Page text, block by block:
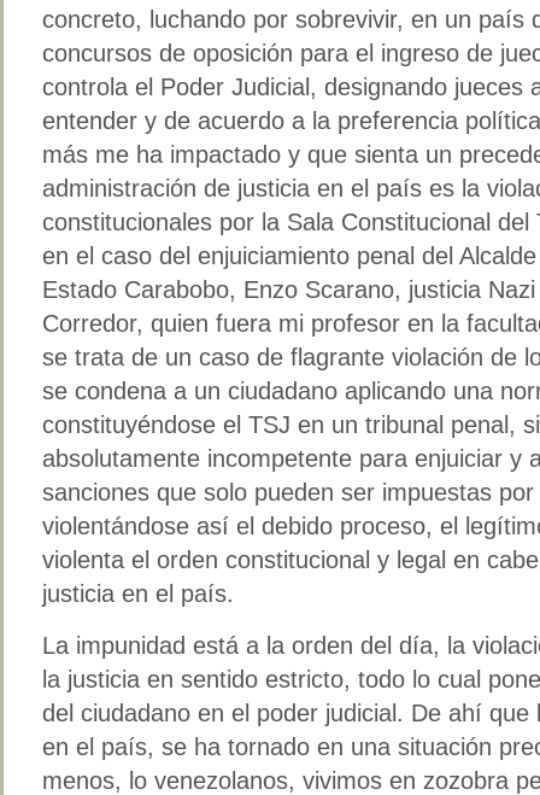
concreto, luchando por sobrevivir, en un país
concursos de oposición para el ingreso de
controla el Poder Judicial, designando jueces
entender y de acuerdo a la preferencia
más me ha impactado y que sienta un
administración de justicia en el país es la
constitucionales por la Sala Constitucional
en el caso del enjuiciamiento penal del
Estado Carabobo, Enzo Scarano, justicia
Corredor, quien fuera mi profesor en la
se trata de un caso de flagrante violación de
se condena a un ciudadano aplicando una
constituyéndose el TSJ en un tribunal penal,
absolutamente incompetente para enjuiciar y
sanciones que solo pueden ser impuestas
violentándose así el debido proceso, el
violenta el orden constitucional y legal en
justicia en el país.
La impunidad está a la orden del día, la
la justicia en sentido estricto, todo lo cual
del ciudadano en el poder judicial. De ahí que
en el país, se ha tornado en una situación
menos, lo venezolanos, vivimos en zozobra